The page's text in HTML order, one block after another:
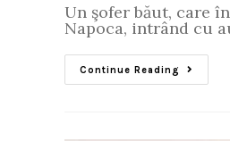
Un şofer băut, care
Napoca, intrând cu
Continue Reading